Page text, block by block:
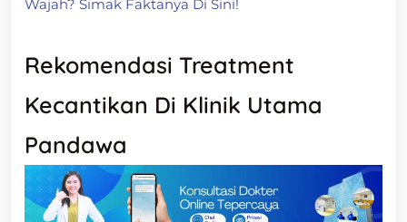
Wajah? Simak Faktanya Di Sini!
Rekomendasi Treatment
Kecantikan Di Klinik Utama
Pandawa